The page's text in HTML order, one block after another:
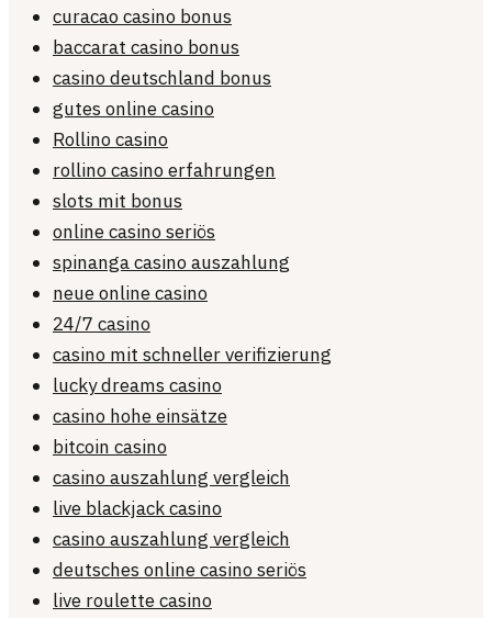
curacao casino bonus
baccarat casino bonus
casino deutschland bonus
gutes online casino
Rollino casino
rollino casino erfahrungen
slots mit bonus
online casino seriös
spinanga casino auszahlung
neue online casino
24/7 casino
casino mit schneller verifizierung
lucky dreams casino
casino hohe einsätze
bitcoin casino
casino auszahlung vergleich
live blackjack casino
casino auszahlung vergleich
deutsches online casino seriös
live roulette casino